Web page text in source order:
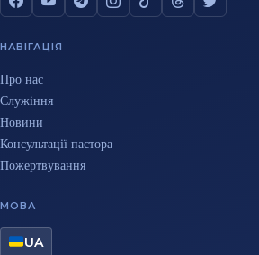
НАВІГАЦІЯ
Про нас
Служіння
Новини
Консультації пастора
Пожертвування
МОВА
UA